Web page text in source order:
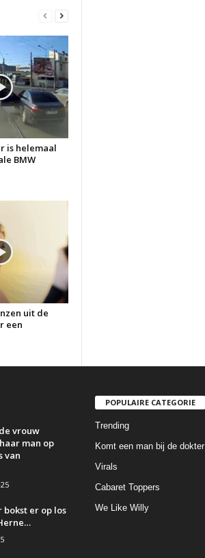
is helemaal
BMW
uit de
een
vrouw
man op
van
bokst er op los
POPULAIRE CATEGORIE
Trending
Komt een man bij de dokter
Virals
Cabaret Toppers
We Like Willy